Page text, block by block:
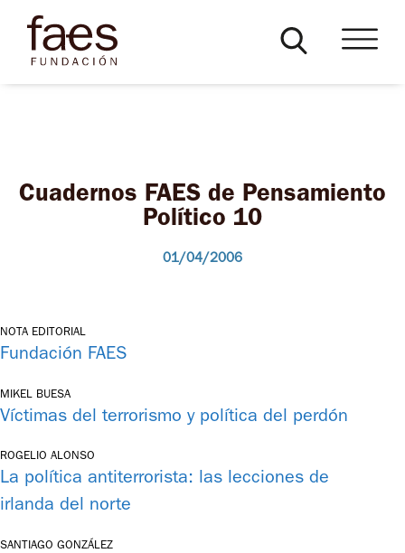
Cuadernos FAES de Pensamiento
Político 10
01/04/2006
NOTA EDITORIAL
Fundación FAES
MIKEL BUESA
Víctimas del terrorismo y política del perdón
ROGELIO ALONSO
La política antiterrorista: las lecciones de
irlanda del norte
SANTIAGO GONZÁLEZ